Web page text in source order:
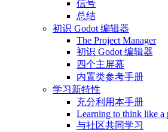
信号
总结
初识 Godot 编辑器
The Project Manager
初识 Godot 编辑器
四个主屏幕
内置类参考手册
学习新特性
充分利用本手册
Learning to think like a
与社区共同学习